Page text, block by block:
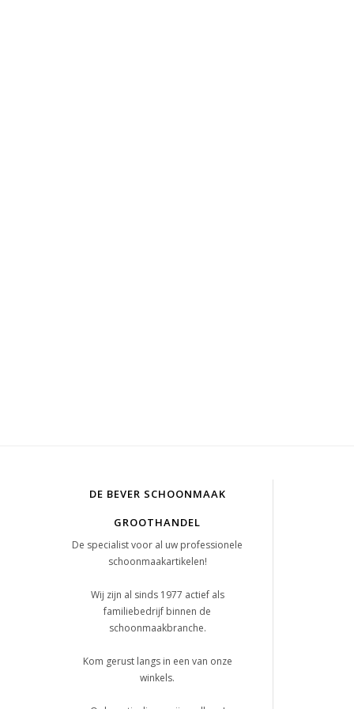
DE BEVER SCHOONMAAK
GROOTHANDEL
De specialist voor al uw professionele
schoonmaakartikelen!
Wij zijn al sinds 1977 actief als
familiebedrijf binnen de
schoonmaakbranche.
Kom gerust langs in een van onze
winkels.